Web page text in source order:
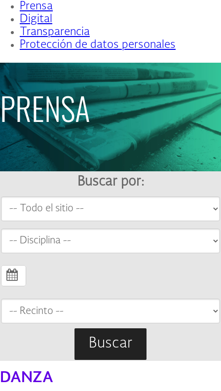
Prensa
Digital
Transparencia
Protección de datos personales
PRENSA
Buscar por:
Buscar
DANZA